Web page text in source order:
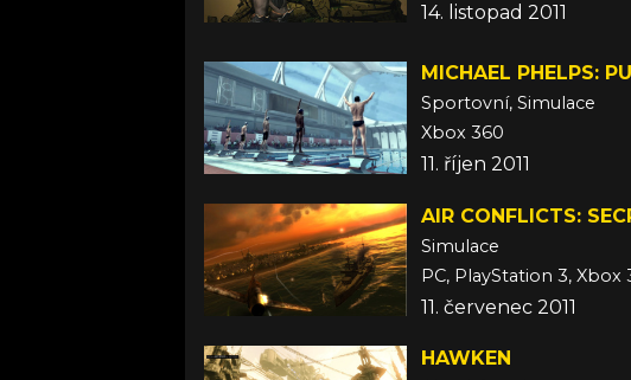
14. listopad 2011
MICHAEL PHELPS:
Sportovní, Simulace
Xbox 360
11. říjen 2011
AIR CONFLICTS:
Simulace
PC, PlayStation 3, Xbox
11. červenec 2011
HAWKEN